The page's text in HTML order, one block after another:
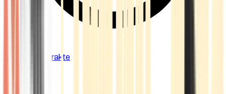
Cannabis Extrakte